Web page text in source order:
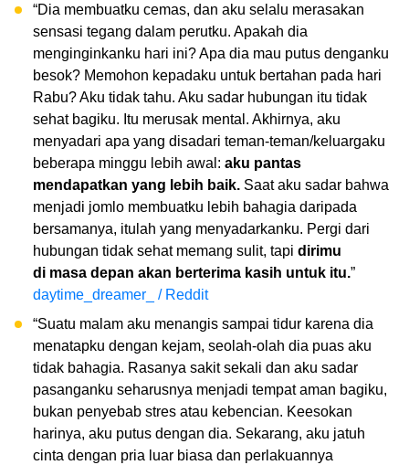
“Dia membuatku cemas, dan aku selalu merasakan
sensasi tegang dalam perutku. Apakah dia
menginginkanku hari ini? Apa dia mau putus denganku
besok? Memohon kepadaku untuk bertahan pada hari
Rabu? Aku tidak tahu. Aku sadar hubungan itu tidak
sehat bagiku. Itu merusak mental. Akhirnya, aku
menyadari apa yang disadari teman-teman/keluargaku
beberapa minggu lebih awal: aku pantas
mendapatkan yang lebih baik. Saat aku sadar bahwa
menjadi jomlo membuatku lebih bahagia daripada
bersamanya, itulah yang menyadarkanku. Pergi dari
hubungan tidak sehat memang sulit, tapi dirimu
di masa depan akan berterima kasih untuk itu.”
daytime_dreamer_ / Reddit
“Suatu malam aku menangis sampai tidur karena dia
menatapku dengan kejam, seolah-olah dia puas aku
tidak bahagia. Rasanya sakit sekali dan aku sadar
pasanganku seharusnya menjadi tempat aman bagiku,
bukan penyebab stres atau kebencian. Keesokan
harinya, aku putus dengan dia. Sekarang, aku jatuh
cinta dengan pria luar biasa dan perlakuannya